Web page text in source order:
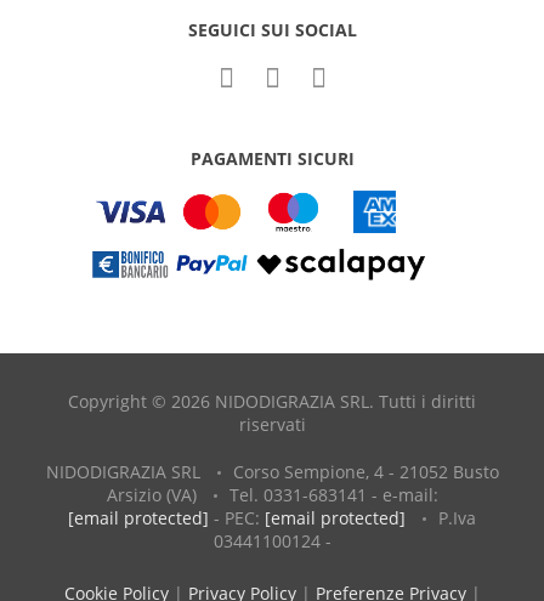
SEGUICI SUI SOCIAL
PAGAMENTI SICURI
Copyright © 2026 NIDODIGRAZIA SRL. Tutti i diritti
riservati
NIDODIGRAZIA SRL
Corso Sempione, 4 - 21052 Busto
Arsizio (VA)
Tel. 0331-683141 - e-mail:
[email protected] - PEC: [email protected]
P.Iva
03441100124 -
Cookie Policy| Privacy Policy| Preferenze Privacy|